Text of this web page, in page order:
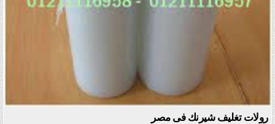
رولات تغليف شيرنك فى مصر